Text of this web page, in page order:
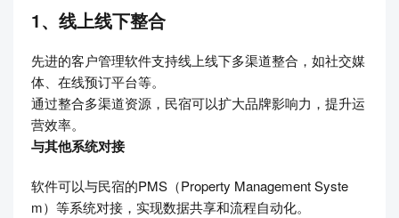
1、线上线下整合
先进的客户管理软件支持线上线下多渠道整合，如社交媒
体、在线预订平台等。
通过整合多渠道资源，民宿可以扩大品牌影响力，提升运
营效率。
与其他系统对接
软件可以与民宿的PMS（Property Management Syste
m）等系统对接，实现数据共享和流程自动化。